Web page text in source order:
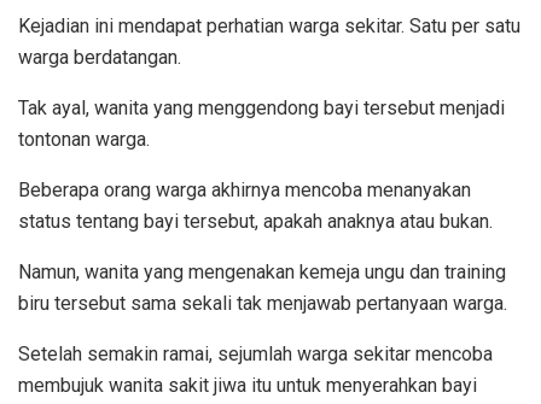
Kejadian ini mendapat perhatian warga sekitar. Satu per satu
warga berdatangan.
Tak ayal, wanita yang menggendong bayi tersebut menjadi
tontonan warga.
Beberapa orang warga akhirnya mencoba menanyakan
status tentang bayi tersebut, apakah anaknya atau bukan.
Namun, wanita yang mengenakan kemeja ungu dan training
biru tersebut sama sekali tak menjawab pertanyaan warga.
Setelah semakin ramai, sejumlah warga sekitar mencoba
membujuk wanita sakit jiwa itu untuk menyerahkan bayi